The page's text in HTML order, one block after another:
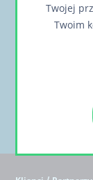
Chcesz
Twojej
Twoim